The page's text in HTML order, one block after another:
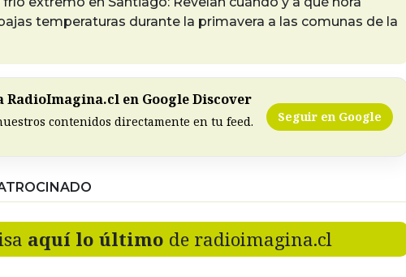
temperaturas durante la primavera a las comunas de la
RadioImagina.cl en Google Discover
contenidos directamente en tu feed. Seguir en Google
aquí lo último de radioimagina.cl